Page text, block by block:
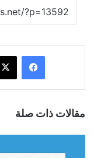
مقالات ذات صلة